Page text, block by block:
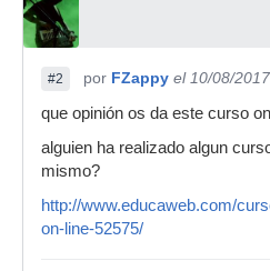
#2 por FZappy el 10/08/2017
que opinión os da este curso
alguien ha realizado algun
mismo?
http://www.educaweb.com/
on-line-52575/